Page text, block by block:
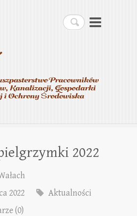
Szukaj
Duszpasterstwo
Kanalizacji,
Komunalnej i
Środowiska
2022
2022
Aktualności
(0)